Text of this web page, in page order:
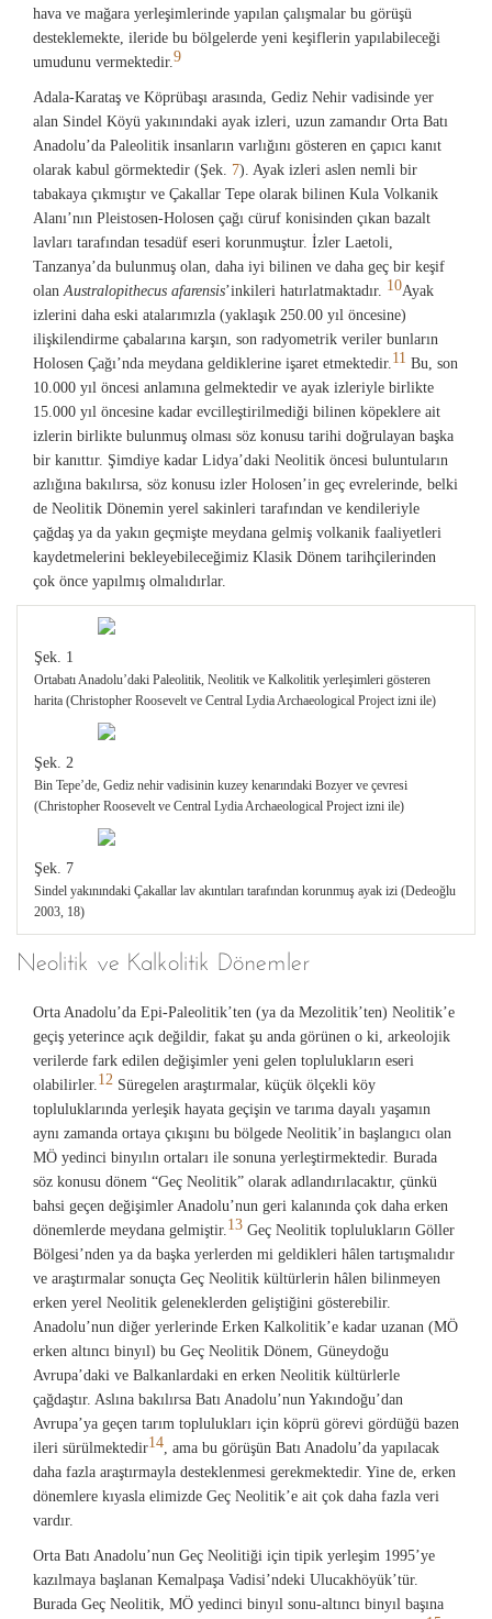
hava ve mağara yerleşimlerinde yapılan çalışmalar bu görüşü
desteklemekte, ileride bu bölgelerde yeni keşiflerin yapılabileceği
umudunu vermektedir.9
Adala-Karataş ve Köprübaşı arasında, Gediz Nehir vadisinde yer
alan Sindel Köyü yakınındaki ayak izleri, uzun zamandır Orta Batı
Anadolu’da Paleolitik insanların varlığını gösteren en çapıcı kanıt
olarak kabul görmektedir (Şek. 7). Ayak izleri aslen nemli bir
tabakaya çıkmıştır ve Çakallar Tepe olarak bilinen Kula Volkanik
Alanı’nın Pleistosen-Holosen çağı cüruf konisinden çıkan bazalt
lavları tarafından tesadüf eseri korunmuştur. İzler Laetoli,
Tanzanya’da bulunmuş olan, daha iyi bilinen ve daha geç bir keşif
olanAustralopithecus afarensis’inkileri hatırlatmaktadır. 10Ayak
izlerini daha eski atalarımızla (yaklaşık 250.00 yıl öncesine)
ilişkilendirme çabalarına karşın, son radyometrik veriler bunların
Holosen Çağı’nda meydana geldiklerine işaret etmektedir.11 Bu, son
10.000 yıl öncesi anlamına gelmektedir ve ayak izleriyle birlikte
15.000 yıl öncesine kadar evcilleştirilmediği bilinen köpeklere ait
izlerin birlikte bulunmuş olması söz konusu tarihi doğrulayan başka
bir kanıttır. Şimdiye kadar Lidya’daki Neolitik öncesi buluntuların
azlığına bakılırsa, söz konusu izler Holosen’in geç evrelerinde, belki
de Neolitik Dönemin yerel sakinleri tarafından ve kendileriyle
çağdaş ya da yakın geçmişte meydana gelmiş volkanik faaliyetleri
kaydetmelerini bekleyebileceğimiz Klasik Dönem tarihçilerinden
çok önce yapılmış olmalıdırlar.
Şek. 1
Ortabatı Anadolu’daki Paleolitik, Neolitik ve Kalkolitik yerleşimleri gösteren
harita (Christopher Roosevelt ve Central Lydia Archaeological Project izni ile)
Şek. 2
Bin Tepe’de, Gediz nehir vadisinin kuzey kenarındaki Bozyer ve çevresi
(Christopher Roosevelt ve Central Lydia Archaeological Project izni ile)
Şek. 7
Sindel yakınındaki Çakallar lav akıntıları tarafından korunmuş ayak izi (Dedeoğlu
2003, 18)
Neolitik ve Kalkolitik Dönemler
Orta Anadolu’da Epi-Paleolitik’ten (ya da Mezolitik’ten) Neolitik’e
geçiş yeterince açık değildir, fakat şu anda görünen o ki, arkeolojik
verilerde fark edilen değişimler yeni gelen toplulukların eseri
olabilirler.12 Süregelen araştırmalar, küçük ölçekli köy
topluluklarında yerleşik hayata geçişin ve tarıma dayalı yaşamın
aynı zamanda ortaya çıkışını bu bölgede Neolitik’in başlangıcı olan
MÖ yedinci binyılın ortaları ile sonuna yerleştirmektedir. Burada
söz konusu dönem “Geç Neolitik” olarak adlandırılacaktır, çünkü
bahsi geçen değişimler Anadolu’nun geri kalanında çok daha erken
dönemlerde meydana gelmiştir.13 Geç Neolitik toplulukların Göller
Bölgesi’nden ya da başka yerlerden mi geldikleri hâlen tartışmalıdır
ve araştırmalar sonuçta Geç Neolitik kültürlerin hâlen bilinmeyen
erken yerel Neolitik geleneklerden geliştiğini gösterebilir.
Anadolu’nun diğer yerlerinde Erken Kalkolitik’e kadar uzanan (MÖ
erken altıncı binyıl) bu Geç Neolitik Dönem, Güneydoğu
Avrupa’daki ve Balkanlardaki en erken Neolitik kültürlerle
çağdaştır. Aslına bakılırsa Batı Anadolu’nun Yakındoğu’dan
Avrupa’ya geçen tarım toplulukları için köprü görevi gördüğü bazen
ileri sürülmektedir14, ama bu görüşün Batı Anadolu’da yapılacak
daha fazla araştırmayla desteklenmesi gerekmektedir. Yine de, erken
dönemlere kıyasla elimizde Geç Neolitik’e ait çok daha fazla veri
vardır.
Orta Batı Anadolu’nun Geç Neolitiği için tipik yerleşim 1995’ye
kazılmaya başlanan Kemalpaşa Vadisi’ndeki Ulucakhöyük’tür.
Burada Geç Neolitik, MÖ yedinci binyıl sonu-altıncı binyıl başına